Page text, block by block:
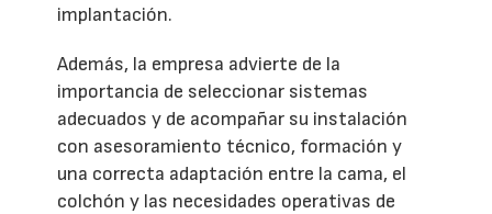
implantación.
Además, la empresa advierte de la
importancia de seleccionar sistemas
adecuados y de acompañar su instalación
con asesoramiento técnico, formación y
una correcta adaptación entre la cama, el
colchón y las necesidades operativas de